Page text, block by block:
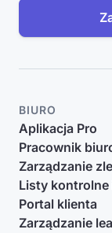
BIURO
Aplikacja Pro
Pracownik
Zarządzanie
Listy
Portal klienta
Zarządzanie